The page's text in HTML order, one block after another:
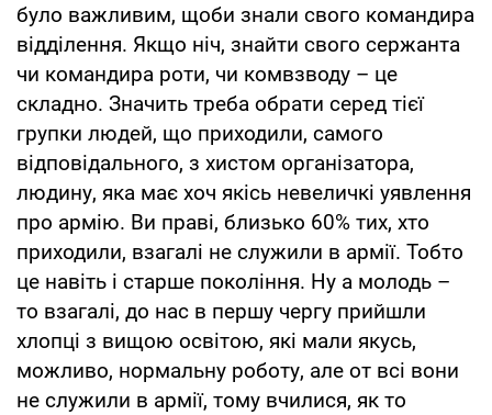
було важливим, щоби знали свого командира
відділення. Якщо ніч, знайти свого сержанта
чи командира роти, чи комвзводу – це
складно. Значить треба обрати серед тієї
групки людей, що приходили, самого
відповідального, з хистом організатора,
людину, яка має хоч якісь невеличкі уявлення
про армію. Ви праві, близько 60% тих, хто
приходили, взагалі не служили в армії. Тобто
це навіть і старше покоління. Ну а молодь –
то взагалі, до нас в першу чергу прийшли
хлопці з вищою освітою, які мали якусь,
можливо, нормальну роботу, але от всі вони
не служили в армії, тому вчилися, як то